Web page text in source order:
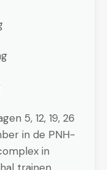
5, 12, 19, 26
in de PNH-
in